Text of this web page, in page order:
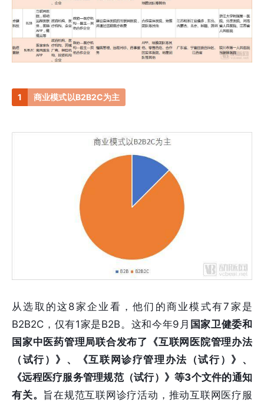
1 商业模式以B2B2C为主
从选取的这8家企业看，他们的商业模式有7家是
B2B2C，仅有1家是B2B。这和今年9月 国家卫健委和
国家中医药管理局联合发布了 《互联网医院管理办法
（试行）》、《互联网诊疗管理办法（试行）》、
《远程医疗服务管理规范（试行）》等3个文件的通知
有关。 旨在规范互联网诊疗活动，推动互联网医疗服